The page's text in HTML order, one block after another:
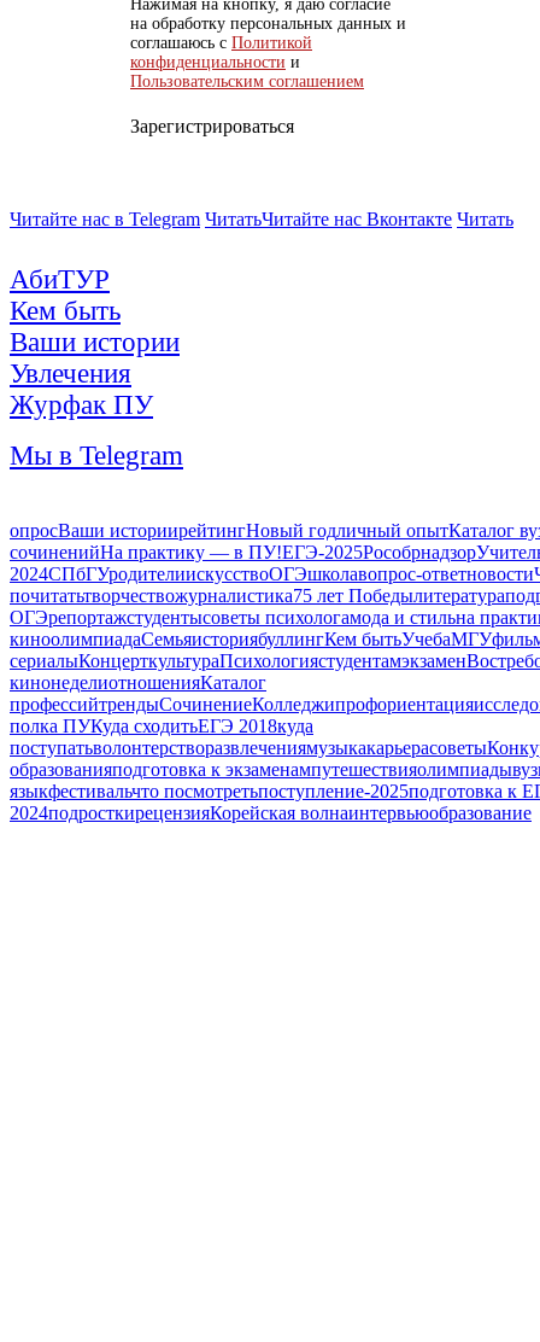
Нажимая на кнопку, я даю согласие
на обработку персональных данных и
соглашаюсь с Политикой
конфиденциальности и
Пользовательским соглашением
Зарегистрироваться
Читайте нас в Telegram ЧитатьЧитайте нас Вконтакте Читать
АбиТУР
Кем быть
Ваши истории
Увлечения
Журфак ПУ
Мы в Telegram
опросВаши историирейтингНовый годличный опытКаталог
сочиненийНа практику — в ПУ!ЕГЭ-2025Рособрнадзор
2024СПбГУродителиискусствоОГЭшколавопрос-ответновости
почитатьтворчествожурналистика75 лет Победылитература
ОГЭрепортажстудентысоветы психологамода и стильна
киноолимпиадаСемьяисториябуллингКем бытьУчебаМГУ
сериалыКонцерткультураПсихологиястудентамэкзамен
кинонеделиотношенияКаталог
профессийтрендыСочинениеКолледжипрофориентация
полка ПУКуда сходитьЕГЭ 2018куда
поступатьволонтерстворазвлечениямузыкакарьерасоветы
образованияподготовка к экзаменампутешествияолимпиады
языкфестивальчто посмотретьпоступление-2025подготовка к
2024подросткирецензияКорейская волнаинтервьюобразование